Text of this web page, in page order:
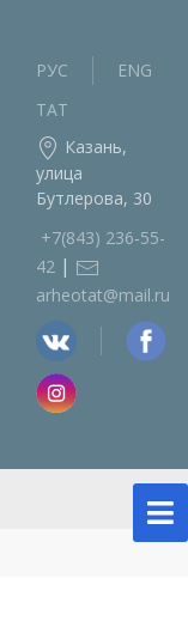
РУС
ENG
ТАТ
Казань,
улица
Бутлерова, 30
+7(843) 236‑55-
42 |
arheotat@mail.ru